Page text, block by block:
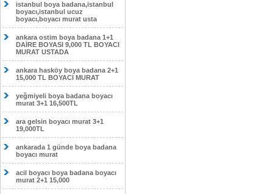
istanbul boya badana,istanbul
boyacı,istanbul ucuz
boyacı,boyacı murat usta
ankara ostim boya badana 1+1
DAİRE BOYASI 9,000 TL BOYACI
MURAT USTADA
ankara hasköy boya badana 2+1
15,000 TL BOYACI MURAT
yeğmiyeli boya badana boyacı
murat 3+1 16,500TL
ara gelsin boyacı murat 3+1
19,000TL
ankarada 1 günde boya badana
boyacı murat
acil boyacı boya badana boyacı
murat 2+1 15,000